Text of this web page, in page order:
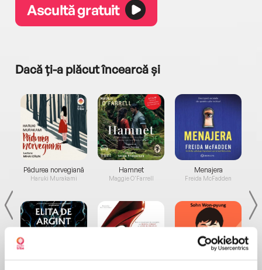
Ascultă gratuit
Dacă ți-a plăcut încearcă și
Pădurea norvegiană
Haruki Murakami
Hamnet
Maggie O'Farrell
Menajera
Freida McFadden